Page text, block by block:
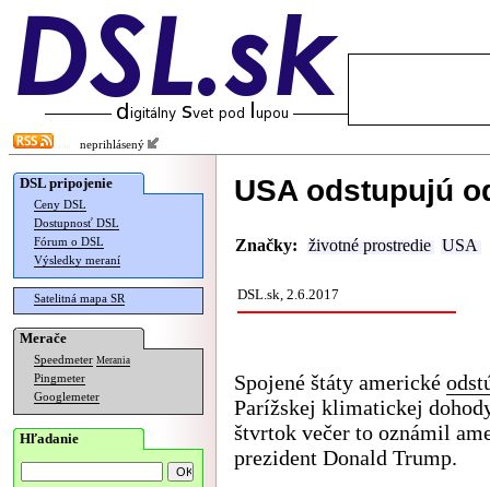
neprihlásený
DSL pripojenie
Ceny DSL
Dostupnosť DSL
Fórum o DSL
Výsledky meraní
Satelitná mapa SR
Merače
Speedmeter Merania
Pingmeter
Googlemeter
Hľadanie
USA odstupujú
Značky: životné prostredie USA
DSL.sk, 2.6.2017
Spojené štáty americké
Parížskej klimatickej
štvrtok večer to oznámil
prezident Donald Trump.